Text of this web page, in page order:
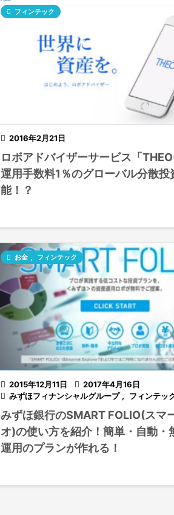
 2016年2月21日
 フィンテック
ロボアドバイザーサービス「
運用手数料1％のグローバル分散投
能！？
 2015年12月11日  2017年4月16日
 お金 , フィンテック
 みずほフィナンシャルグループ , フィンテッ
みずほ銀行のSMART FOLIO(スマ
オ)の使い方を紹介！簡単・自動・
運用のプランが作れる！